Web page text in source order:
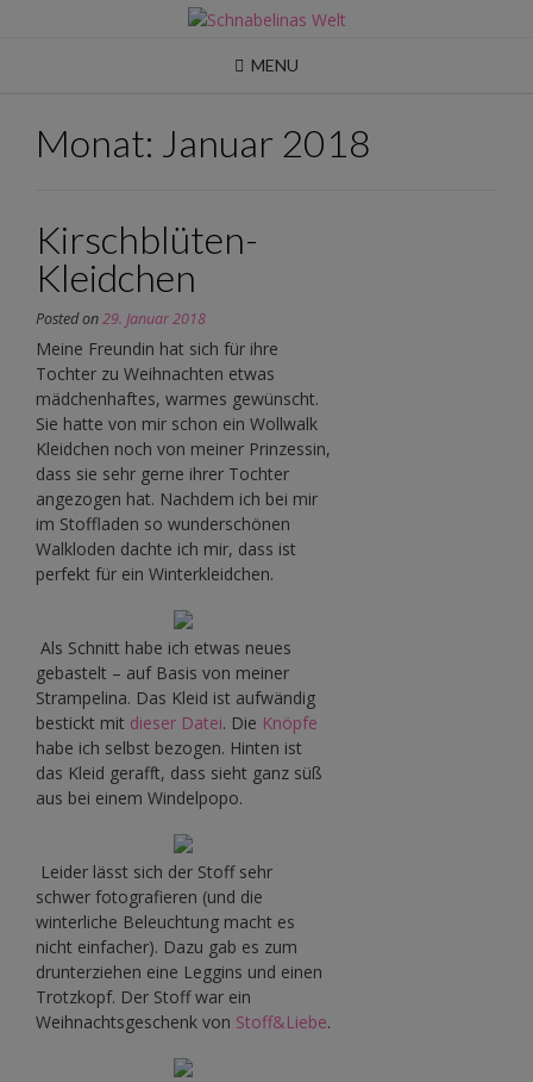
MENU
Monat: Januar 2018
Kirschblüten-
Kleidchen
Posted on29. Januar 2018
Meine Freundin hat sich für ihre
Tochter zu Weihnachten etwas
mädchenhaftes, warmes gewünscht.
Sie hatte von mir schon ein Wollwalk
Kleidchen noch von meiner Prinzessin,
dass sie sehr gerne ihrer Tochter
angezogen hat. Nachdem ich bei mir
im Stoffladen so wunderschönen
Walkloden dachte ich mir, dass ist
perfekt für ein Winterkleidchen.
Als Schnitt habe ich etwas neues
gebastelt – auf Basis von meiner
Strampelina. Das Kleid ist aufwändig
bestickt mit dieser Datei. Die Knöpfe
habe ich selbst bezogen. Hinten ist
das Kleid gerafft, dass sieht ganz süß
aus bei einem Windelpopo.
Leider lässt sich der Stoff sehr
schwer fotografieren (und die
winterliche Beleuchtung macht es
nicht einfacher). Dazu gab es zum
drunterziehen eine Leggins und einen
Trotzkopf. Der Stoff war ein
Weihnachtsgeschenk von Stoff&Liebe.